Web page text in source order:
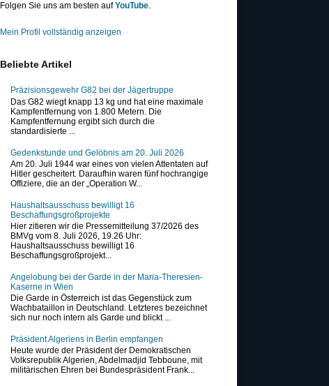
Folgen Sie uns am besten aufYouTube.
Mein Profil vollständig anzeigen
Beliebte Artikel
Präzisionsgewehr G82 bei der Jägertruppe
Das G82 wiegt knapp 13 kg und hat eine maximale
Kampfentfernung von 1.800 Metern. Die
Kampfentfernung ergibt sich durch die
standardisierte ...
Gedenkstunde und Gelöbnis am 20. Juli 2026
Am 20. Juli 1944 war eines von vielen Attentaten auf
Hitler gescheitert. Daraufhin waren fünf hochrangige
Offiziere, die an der „Operation W...
Haushaltsausschuss bewilligt 16
Beschaffungsgroßprojekte
Hier zitieren wir die Pressemitteilung 37/2026 des
BMVg vom 8. Juli 2026, 19.26 Uhr:
Haushaltsausschuss bewilligt 16
Beschaffungsgroßprojekt...
Angelobung bei der Garde in der Maria-Theresien-
Kaserne in Wien
Die Garde in Österreich ist das Gegenstück zum
Wachbataillon in Deutschland. Letzteres bezeichnet
sich nur noch intern als Garde und blickt ...
Präsident Algeriens in Berlin empfangen
Heute wurde der Präsident der Demokratischen
Volksrepublik Algerien, Abdelmadjid Tebboune, mit
militärischen Ehren bei Bundespräsident Frank...